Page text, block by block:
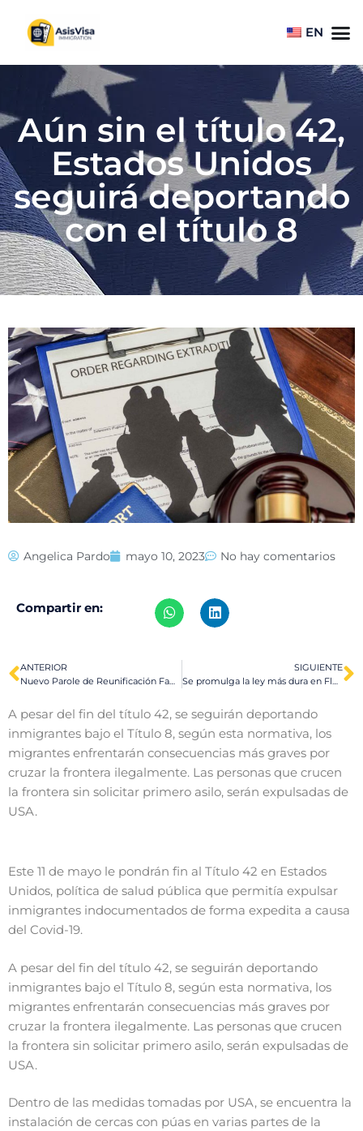
EN
Aún sin el título 42,
Estados Unidos
seguirá deportando
con el título 8
Angelica Pardo mayo 10, 2023 No hay comentarios
Compartir en:
ANTERIOR
Nuevo Parole de Reunificación Familiar para Colombia, Guatemala, Honduras y El Salvador en Estados Unidos
SIGUIENTE
Se promulga la ley más dura en Florida en contra de inmigrantes irregulares
A pesar del fin del título 42, se seguirán deportando
inmigrantes bajo el Título 8, según esta normativa, los
migrantes enfrentarán consecuencias más graves por
cruzar la frontera ilegalmente. Las personas que crucen
la frontera sin solicitar primero asilo, serán expulsadas de
USA.
Este 11 de mayo le pondrán fin al Título 42 en Estados
Unidos, política de salud pública que permitía expulsar
inmigrantes indocumentados de forma expedita a causa
del Covid-19.
A pesar del fin del título 42, se seguirán deportando
inmigrantes bajo el Título 8, según esta normativa, los
migrantes enfrentarán consecuencias más graves por
cruzar la frontera ilegalmente. Las personas que crucen
la frontera sin solicitar primero asilo, serán expulsadas de
USA.
Dentro de las medidas tomadas por USA, se encuentra la
instalación de cercas con púas en varias partes de la